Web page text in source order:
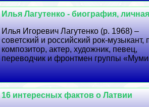
Илья Лагутенко - биография,
Илья Игоревич Лагутенко (р. 1968) –
советский и российский рок-музыкант,
композитор, актер, художник, певец,
переводчик и фронтмен группы
16 интересных фактов о Латвии